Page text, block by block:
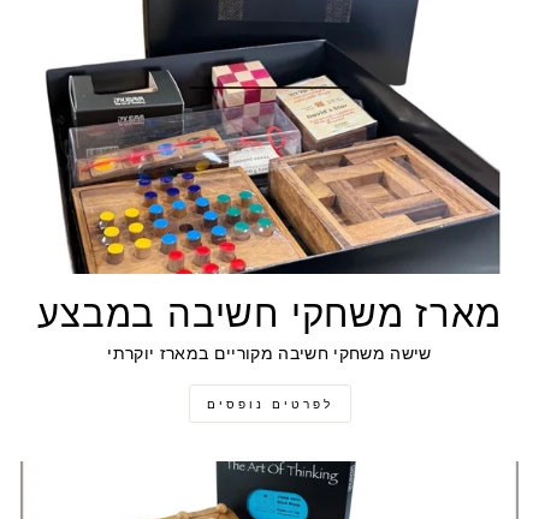
מארז משחקי חשיבה במבצע
שישה משחקי חשיבה מקוריים במארז יוקרתי
לפרטים נופסים